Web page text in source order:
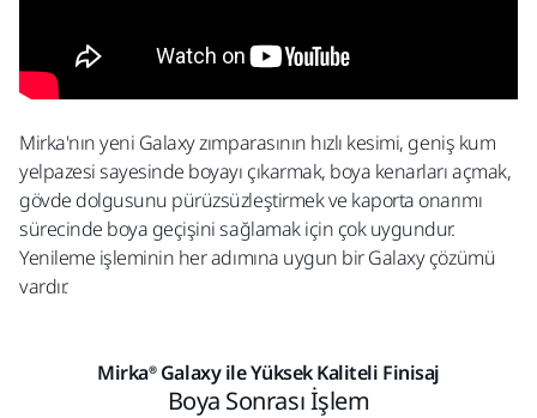
Mirka'nın yeni Galaxy zımparasının hızlı kesimi, geniş kum
yelpazesi sayesinde boyayı çıkarmak, boya kenarları açmak,
gövde dolgusunu pürüzsüzleştirmek ve kaporta onarımı
sürecinde boya geçişini sağlamak için çok uygundur.
Yenileme işleminin her adımına uygun bir Galaxy çözümü
vardır.
Mirka® Galaxy ile Yüksek Kaliteli Finisaj
Boya Sonrası İşlem